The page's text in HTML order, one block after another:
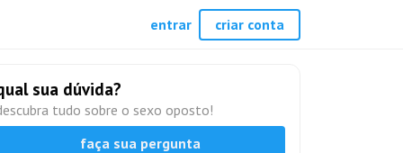
sua dúvida?
tudo sobre o sexo oposto!
faça sua pergunta
entrar criar conta